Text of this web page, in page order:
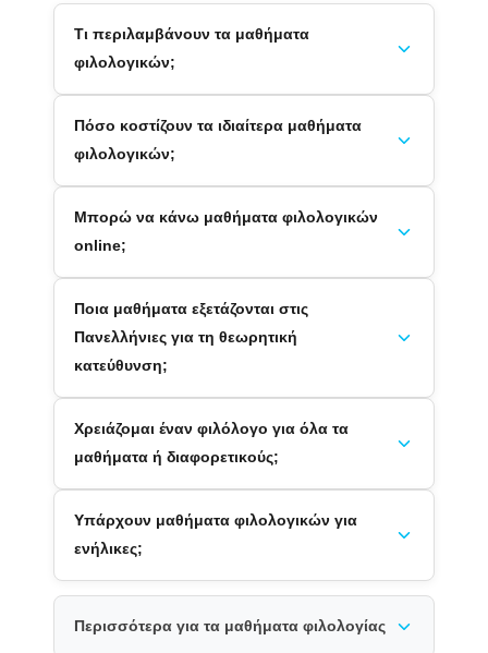
Τι περιλαμβάνουν τα μαθήματα
φιλολογικών;
Πόσο κοστίζουν τα ιδιαίτερα μαθήματα
φιλολογικών;
Μπορώ να κάνω μαθήματα φιλολογικών
online;
Ποια μαθήματα εξετάζονται στις
Πανελλήνιες για τη θεωρητική
κατεύθυνση;
Χρειάζομαι έναν φιλόλογο για όλα τα
μαθήματα ή διαφορετικούς;
Υπάρχουν μαθήματα φιλολογικών για
ενήλικες;
Περισσότερα για τα μαθήματα φιλολογίας